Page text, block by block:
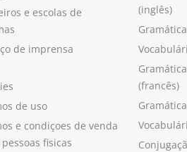
e escolas de
de imprensa
de uso
e condiçoes de venda
fisicas
(inglês)
(francês)